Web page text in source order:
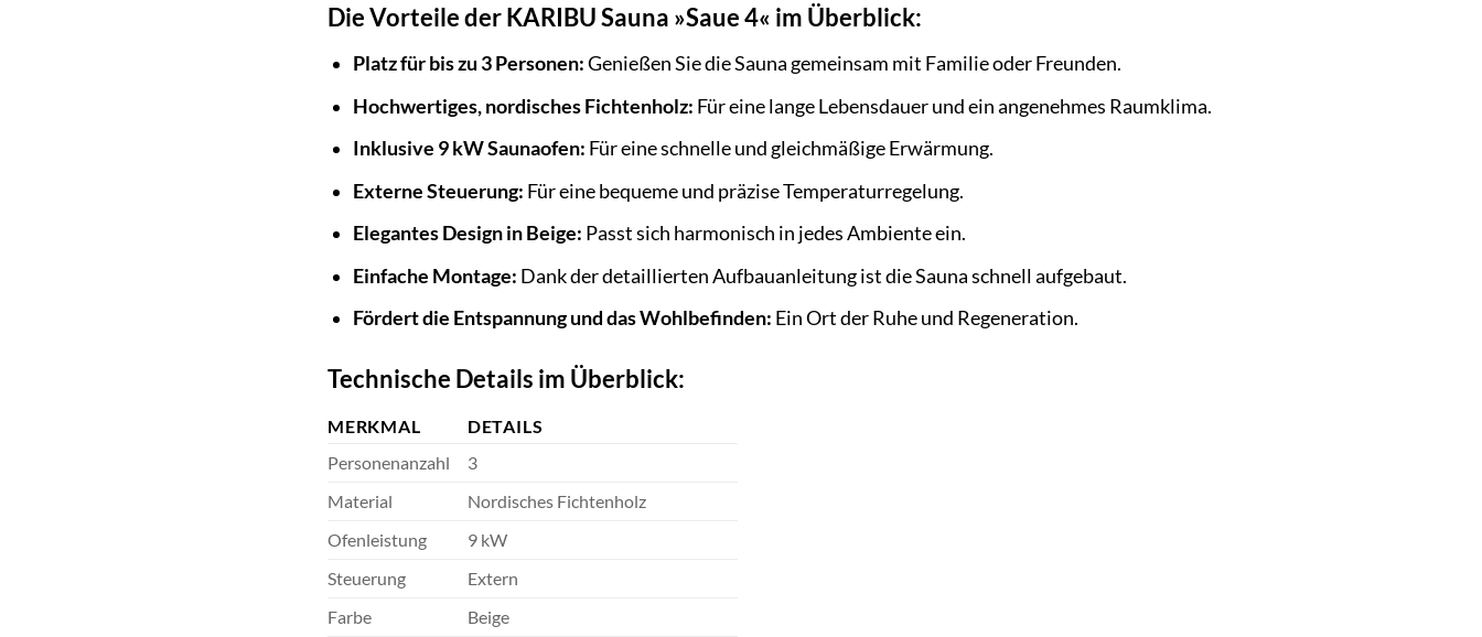
Die Vorteile der KARIBU Sauna »Saue 4« im Überblick:
Platz für bis zu 3 Personen:Genießen Sie die Sauna gemeinsam mit Familie oder Freunden.
Hochwertiges, nordisches Fichtenholz: Für eine lange Lebensdauer und ein angenehmes Raumklima.
Inklusive 9 kW Saunaofen: Für eine schnelle und gleichmäßige Erwärmung.
Externe Steuerung: Für eine bequeme und präzise Temperaturregelung.
Elegantes Design in Beige: Passt sich harmonisch in jedes Ambiente ein.
Einfache Montage: Dank der detaillierten Aufbauanleitung ist die Sauna schnell aufgebaut.
Fördert die Entspannung und das Wohlbefinden: Ein Ort der Ruhe und Regeneration.
Technische Details im Überblick:
MERKMAL
DETAILS
Personenanzahl
3
Material
Nordisches Fichtenholz
Ofenleistung
9 kW
Steuerung
Extern
Farbe
Beige